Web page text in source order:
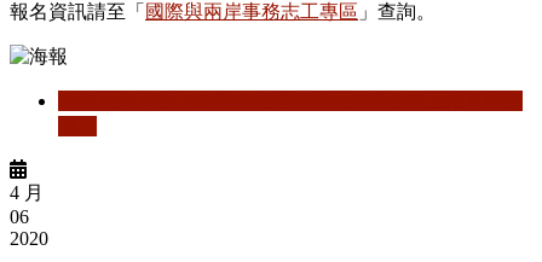
報名資訊請至「 國際與兩岸事務志工專區 」查詢。
4 月
06
2020